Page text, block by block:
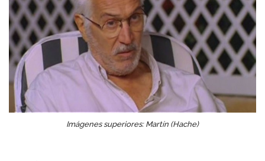
Imágenes superiores: Martín (Hache)